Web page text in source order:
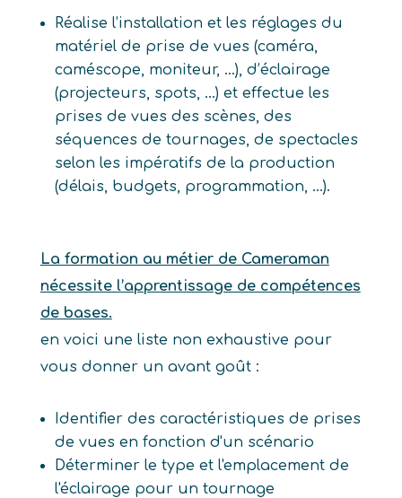
Réalise l’installation et les réglages du
matériel de prise de vues (caméra,
caméscope, moniteur, …), d’éclairage
(projecteurs, spots, …) et effectue les
prises de vues des scènes, des
séquences de tournages, de spectacles
selon les impératifs de la production
(délais, budgets, programmation, …).
La formation au métier de Cameraman
nécessite l’apprentissage de compétences
de bases.
en voici une liste non exhaustive pour
vous donner un avant goût :
Identifier des caractéristiques de prises
de vues en fonction d'un scénario
Déterminer le type et l'emplacement de
l'éclairage pour un tournage